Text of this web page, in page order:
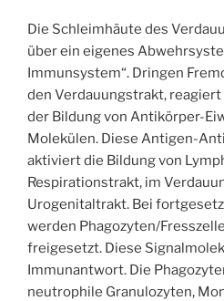
Die Schleimhäute des
über ein eigenes
Immunsystem“. Dringen
den Verdauungstrakt,
der Bildung von Antikörper-
Molekülen. Diese Antigen-
aktiviert die Bildung von
Respirationstrakt, im
Urogenitaltrakt. Bei
werden Phagozyten/
freigesetzt. Diese
Immunantwort. Die
neutrophile Granulozyten,